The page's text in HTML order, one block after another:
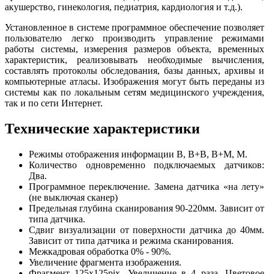
акушерство, гинекология, педиатрия, кардиология и т.д.).
Установленное в системе программное обеспечение позволяет
пользователю легко производить управление режимами
работы системы, измерения размеров объекта, временных
характеристик, реализовывать необходимые вычисления,
составлять протоколы обследования, базы данных, архивы и
компьютерные атласы. Изображения могут быть переданы из
системы как по локальным сетям медицинского учреждения,
так и по сети Интернет.
Технические характеристики
Режимы отображения информации В, В+В, В+М, М.
Количество одновременно подключаемых датчиков:
Два.
Программное переключение. Замена датчика «на лету»
(не выключая сканер)
Предельная глубина сканирования 90-220мм. Зависит от
типа датчика.
Сдвиг визуализации от поверхности датчика до 40мм.
Зависит от типа датчика и режима сканирования.
Межкадровая обработка 0% - 90%.
Увеличение фрагмента изображения.